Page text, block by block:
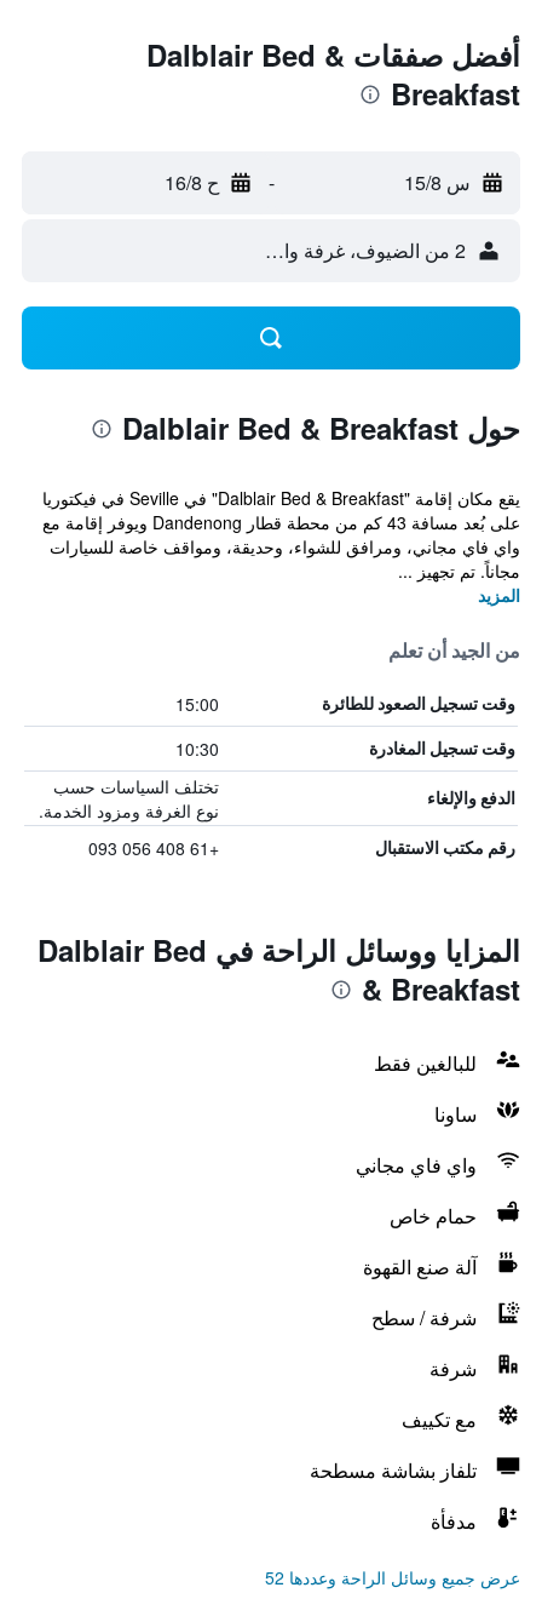
أفضل صفقات Dalblair Bed &
Breakfast
س 15/8 - ح 16/8
2 من الضيوف، غرفة واحدة
حول Dalblair Bed & Breakfast
يقع مكان إقامة "Dalblair Bed & Breakfast" في Seville في فيكتوريا
على بُعد مسافة 43 كم من محطة قطار Dandenong ويوفر إقامة مع
واي فاي مجاني، ومرافق للشواء، وحديقة، ومواقف خاصة للسيارات
مجاناً. تم تجهيز ...
المزيد
من الجيد أن تعلم
وقت تسجيل الصعود للطائرة 15:00
وقت تسجيل المغادرة 10:30
الدفع والإلغاء
تختلف السياسات حسب
نوع الغرفة ومزود الخدمة.
رقم مكتب الاستقبال +61 408 056 093
المزايا ووسائل الراحة في Dalblair Bed
& Breakfast
للبالغين فقط
ساونا
واي فاي مجاني
حمام خاص
آلة صنع القهوة
شرفة / سطح
شرفة
مع تكييف
تلفاز بشاشة مسطحة
مدفأة
عرض جميع وسائل الراحة وعددها 52